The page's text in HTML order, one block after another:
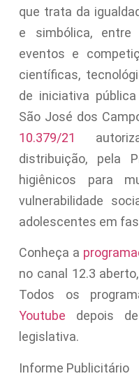
que trata da
e simbólica,
eventos e
científicas,
de iniciativa
São José dos
10.379/21
distribuição, pela
higiênicos para
vulnerabilidade
adolescentes em
Conheça a
no canal 12.3
Todos os
Youtube depois
legislativa.
Informe Publicitário